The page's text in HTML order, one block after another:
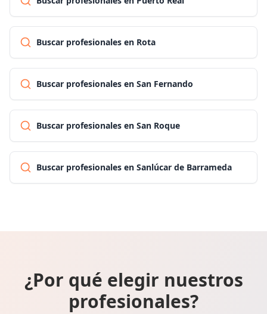
Buscar profesionales en Rota
Buscar profesionales en San Fernando
Buscar profesionales en San Roque
Buscar profesionales en Sanlúcar de Barrameda
¿Por qué elegir nuestros
profesionales?